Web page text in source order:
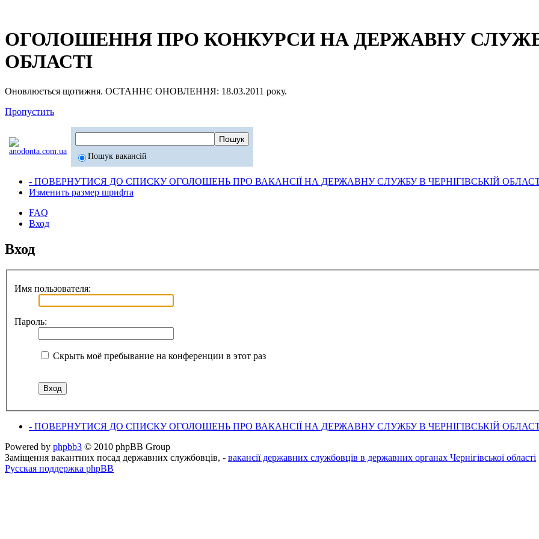
ОГОЛОШЕННЯ ПРО КОНКУРСИ НА ДЕРЖАВНУ
ОБЛАСТІ
Оновлюється щотижня. ОСТАННЄ ОНОВЛЕННЯ: 18.03.2011 року.
Пропустить
Пошук вакансій
- ПОВЕРНУТИСЯ ДО СПИСКУ ОГОЛОШЕНЬ ПРО ВАКАНСІЇ НА ДЕРЖАВНУ СЛУЖБУ В ЧЕРНІГІВСЬКІЙ
Изменить размер шрифта
FAQ
Вход
Вход
Имя пользователя:
Пароль:
Скрыть моё пребывание на конференции в этот раз
- ПОВЕРНУТИСЯ ДО СПИСКУ ОГОЛОШЕНЬ ПРО ВАКАНСІЇ НА ДЕРЖАВНУ СЛУЖБУ В ЧЕРНІГІВСЬКІЙ
Powered by phpbb3 © 2010 phpBB Group
Заміщення вакантних посад державних службовців, - вакансії державних службовців в державних органах Чернігівської області
Русская поддержка phpBB